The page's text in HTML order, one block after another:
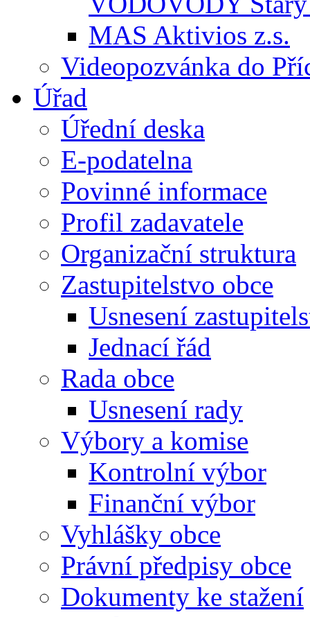
MAS Aktivios z.s.
Videopozvánka do
Úřad
Úřední deska
E-podatelna
Povinné informace
Profil zadavatele
Organizační struktura
Zastupitelstvo obce
Usnesení
Jednací řád
Rada obce
Usnesení rady
Výbory a komise
Kontrolní výbor
Finanční výbor
Vyhlášky obce
Právní předpisy obce
Dokumenty ke stažení